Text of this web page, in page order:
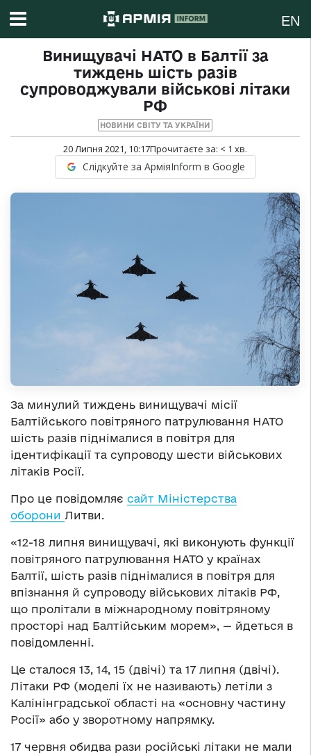
EN
Винищувачі НАТО в Балтії за
тиждень шість разів
супроводжували військові літаки
РФ
НОВИНИ СВІТУ ТА УКРАЇНИ
20 Липня 2021, 10:17Прочитаєте за: < 1 хв.
Слідкуйте за АрміяInform в Google
За минулий тиждень винищувачі місії
Балтійського повітряного патрулювання НАТО
шість разів піднімалися в повітря для
ідентифікації та супроводу шести військових
літаків Росії.
Про це повідомляє сайт Міністерства
оборони Литви.
«12-18 липня винищувачі, які виконують функції
повітряного патрулювання НАТО у країнах
Балтії, шість разів піднімалися в повітря для
впізнання й супроводу військових літаків РФ,
що пролітали в міжнародному повітряному
просторі над Балтійським морем», — йдеться в
повідомленні.
Це сталося 13, 14, 15 (двічі) та 17 липня (двічі).
Літаки РФ (моделі їх не називають) летіли з
Калінінградської області на «основну частину
Росії» або у зворотному напрямку.
17 червня обидва рази російські літаки не мали